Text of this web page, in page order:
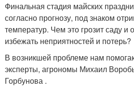
Финальная стадия майских
согласно прогнозу, под знаком
температур. Чем это грозит саду и
избежать неприятностей и потерь?
В возникшей проблеме нам
эксперты, агрономы Михаил
Горбунова .